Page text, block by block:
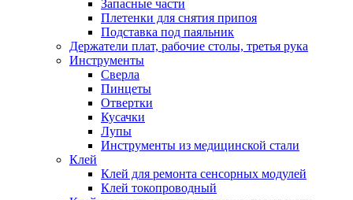
Запасные части
Плетенки для снятия припоя
Подставка под паяльник
Держатели плат, рабочие столы, третья рука
Инструменты
Сверла
Пинцеты
Отвертки
Кусачки
Лупы
Инструменты из медицинской стали
Клей
Клей для ремонта сенсорных модулей
Клей токопроводный